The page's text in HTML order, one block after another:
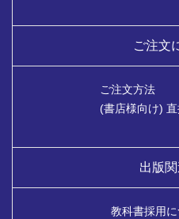
ご注文
ご注文方法
(書店様向け)
出版
教科書採用